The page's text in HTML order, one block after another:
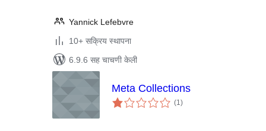
Yannick Lefebvre
10+ सक्रिय स्थापना
6.9.6 सह चाचणी केली
Meta Collections
(1एकूण
मूल्यांकन
)